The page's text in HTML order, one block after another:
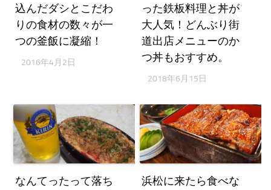
込んだダシとこだわ
りの食材の数々が一
つの釜飯に凝縮！
2016年4月2日
った鉄板料理と丼が
大人気！どんぶり街
道出店メニューのか
つ丼もおすすめ。
2018年6月15日
なんてったって落ち
浜松に来たら食べな